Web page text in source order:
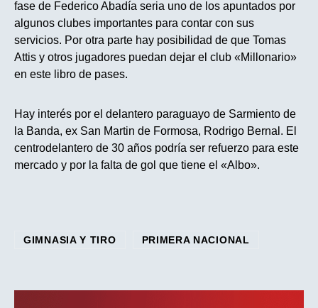
fase de Federico Abadía seria uno de los apuntados por
algunos clubes importantes para contar con sus
servicios. Por otra parte hay posibilidad de que Tomas
Attis y otros jugadores puedan dejar el club «Millonario»
en este libro de pases.
Hay interés por el delantero paraguayo de Sarmiento de
la Banda, ex San Martin de Formosa, Rodrigo Bernal. El
centrodelantero de 30 años podría ser refuerzo para este
mercado y por la falta de gol que tiene el «Albo».
GIMNASIA Y TIRO PRIMERA NACIONAL